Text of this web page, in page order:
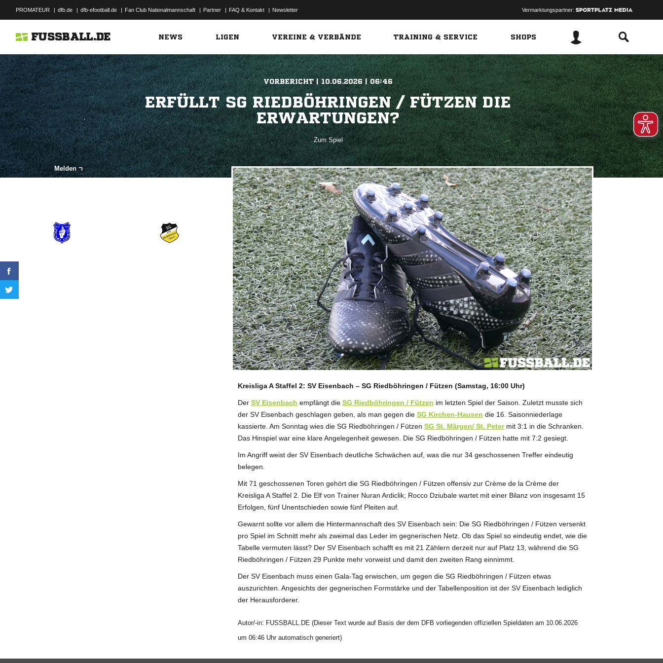
PROMATEUR | dfb.de | dfb-efootball.de | Fan Club Nationalmannschaft | Partner | FAQ & Kontakt | Newsletter Vermarktungspartner:
FUSSBALL.DE NEWS LIGEN VEREINE & VERBÄNDE TRAINING & SERVICE SHOPS
VORBERICHT | 10.06.2026 | 06:46
ERFÜLLT SG RIEDBÖHRINGEN / FÜTZEN DIE
ERWARTUNGEN?
Zum Spiel
Melden
ANZEIGE
Kreisliga A Staffel 2: SV Eisenbach – SG Riedböhringen / Fützen (Samstag, 16:00 Uhr)
Der SV Eisenbach empfängt die SG Riedböhringen / Fützen im letzten Spiel der Saison. Zuletzt musste sich
der SV Eisenbach geschlagen geben, als man gegen die SG Kirchen-Hausen die 16. Saisonniederlage
kassierte. Am Sonntag wies die SG Riedböhringen / Fützen SG St. Märgen/ St. Petermit 3:1 in die Schranken.
Das Hinspiel war eine klare Angelegenheit gewesen. Die SG Riedböhringen / Fützen hatte mit 7:2 gesiegt.
Im Angriff weist der SV Eisenbach deutliche Schwächen auf, was die nur 34 geschossenen Treffer eindeutig
belegen.
Mit 71 geschossenen Toren gehört die SG Riedböhringen / Fützen offensiv zur Crème de la Crème der
Kreisliga A Staffel 2. Die Elf von Trainer Nuran Ardiclik; Rocco Dziubale wartet mit einer Bilanz von insgesamt 15
Erfolgen, fünf Unentschieden sowie fünf Pleiten auf.
Gewarnt sollte vor allem die Hintermannschaft des SV Eisenbach sein: Die SG Riedböhringen / Fützen versenkt
pro Spiel im Schnitt mehr als zweimal das Leder im gegnerischen Netz. Ob das Spiel so eindeutig endet, wie die
Tabelle vermuten lässt? Der SV Eisenbach schafft es mit 21 Zählern derzeit nur auf Platz 13, während die SG
Riedböhringen / Fützen 29 Punkte mehr vorweist und damit den zweiten Rang einnimmt.
Der SV Eisenbach muss einen Gala-Tag erwischen, um gegen die SG Riedböhringen / Fützen etwas
auszurichten. Angesichts der gegnerischen Formstärke und der Tabellenposition ist der SV Eisenbach lediglich
der Herausforderer.
Autor/-in: FUSSBALL.DE (Dieser Text wurde auf Basis der dem DFB vorliegenden offiziellen Spieldaten am 10.06.2026
um 06:46 Uhr automatisch generiert)